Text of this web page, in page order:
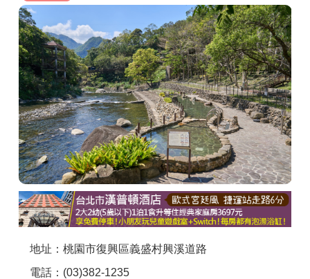
推薦景點
討論區
聯絡我們
APP下載
地址：桃園市復興區義盛村興溪道路
電話：(03)382-1235